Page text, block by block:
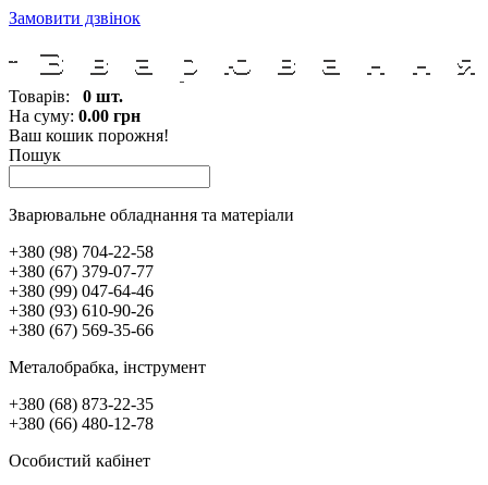
Замовити дзвінок
Товарів: 0 шт.
На суму: 0.00 грн
Ваш кошик порожня!
Пошук
Зварювальне обладнання та матеріали
+380 (98) 704-22-58
+380 (67) 379-07-77
+380 (99) 047-64-46
+380 (93) 610-90-26
+380 (67) 569-35-66
Металобрабка, інcтрумент
+380 (68) 873-22-35
+380 (66) 480-12-78
Особистий кабінет